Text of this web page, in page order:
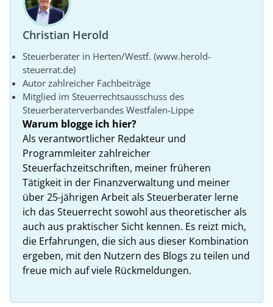
Christian Herold
Steuerberater in Herten/Westf. (www.herold-
steuerrat.de)
Autor zahlreicher Fachbeiträge
Mitglied im Steuerrechtsausschuss des
Steuerberaterverbandes Westfalen-Lippe
Warum blogge ich hier?
Als verantwortlicher Redakteur und
Programmleiter zahlreicher
Steuerfachzeitschriften, meiner früheren
Tätigkeit in der Finanzverwaltung und meiner
über 25-jährigen Arbeit als Steuerberater lerne
ich das Steuerrecht sowohl aus theoretischer als
auch aus praktischer Sicht kennen. Es reizt mich,
die Erfahrungen, die sich aus dieser Kombination
ergeben, mit den Nutzern des Blogs zu teilen und
freue mich auf viele Rückmeldungen.